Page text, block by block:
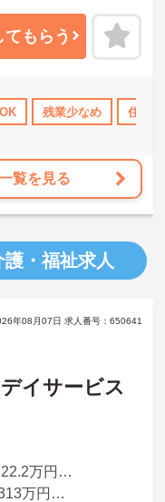
輩スタッフが丁寧に教
。
もらう
残業少なめ 住宅
覧を見る
・福祉求人
年08月07日 求人番号：650641
イサービス
月収 19.7万円～22.2万円程度(諸手当込)
年収 267万円～313万円程度(諸手当込)